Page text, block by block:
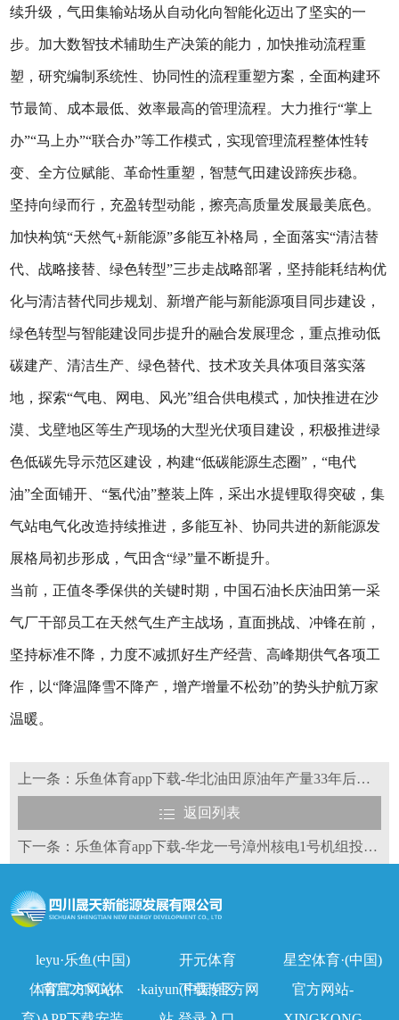
续升级，气田集输站场从自动化向智能化迈出了坚实的一
步。加大数智技术辅助生产决策的能力，加快推动流程重
塑，研究编制系统性、协同性的流程重塑方案，全面构建环
节最简、成本最低、效率最高的管理流程。大力推行“掌上
办”“马上办”“联合办”等工作模式，实现管理流程整体性转
变、全方位赋能、革命性重塑，智慧气田建设蹄疾步稳。
坚持向绿而行，充盈转型动能，擦亮高质量发展最美底色。
加快构筑“天然气+新能源”多能互补格局，全面落实“清洁替
代、战略接替、绿色转型”三步走战略部署，坚持能耗结构优
化与清洁替代同步规划、新增产能与新能源项目同步建设，
绿色转型与智能建设同步提升的融合发展理念，重点推动低
碳建产、清洁生产、绿色替代、技术攻关具体项目落实落
地，探索“气电、网电、风光”组合供电模式，加快推进在沙
漠、戈壁地区等生产现场的大型光伏项目建设，积极推进绿
色低碳先导示范区建设，构建“低碳能源生态圈”，“电代
油”全面铺开、“氢代油”整装上阵，采出水提锂取得突破，集
气站电气化改造持续推进，多能互补、协同共进的新能源发
展格局初步形成，气田含“绿”量不断提升。
当前，正值冬季保供的关键时期，中国石油长庆油田第一采
气厂干部员工在天然气生产主战场，直面挑战、冲锋在前，
坚持标准不降，力度不减抓好生产经营、高峰期供气各项工
作，以“降温降雪不降产，增产增量不松劲”的势头护航万家
温暖。
上一条：乐鱼体育app下载-华北油田原油年产量33年后再次跨上500万吨
返回列表
下一条：乐鱼体育app下载-华龙一号漳州核电1号机组投入商运
leyu·乐鱼(中国)
体育官方网站
开元体育
·kaiyun(中国)官方网
星空体育·(中国)
官方网站-
南宫28NG(体
下载专区